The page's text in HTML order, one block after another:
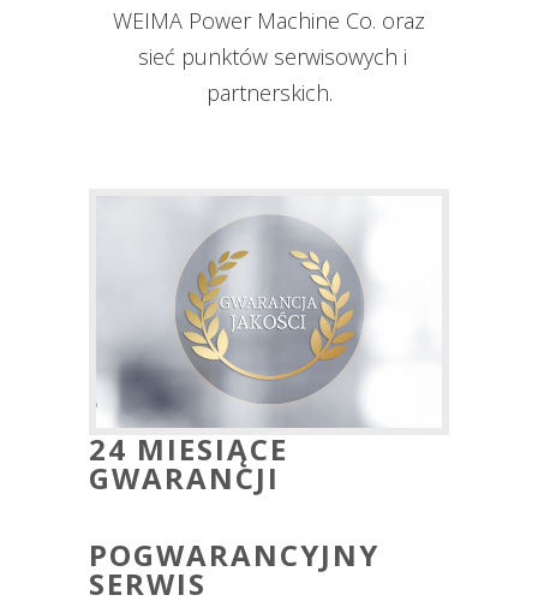
WEIMA Power Machine Co. oraz
sieć punktów serwisowych i
partnerskich.
24 MIESIĄCE
GWARANCJI
POGWARANCYJNY
SERWIS